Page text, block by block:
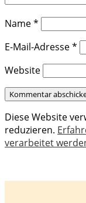
Name*
E-Mail-Adresse*
Website
Diese Website
reduzieren.
verarbeitet